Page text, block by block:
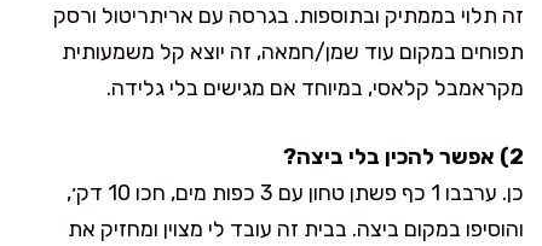
זה תלוי בממתיק ובתוספות. בגרסה עם אריתריטול ורסק
תפוחים במקום עוד שמן/חמאה, זה יוצא קל משמעותית
מקראמבל קלאסי, במיוחד אם מגישים בלי גלידה.
2) אפשר להכין בלי ביצה?
כן. ערבבו 1 כף פשתן טחון עם 3 כפות מים, חכו 10 דק׳,
והוסיפו במקום ביצה. בבית זה עובד לי מצוין ומחזיק את